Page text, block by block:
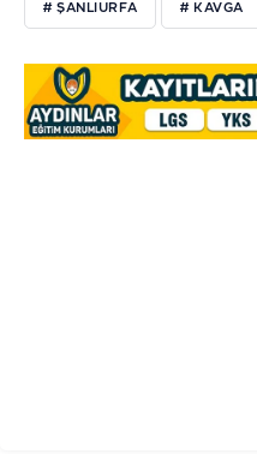
# ŞANLIURFA # KAVGA